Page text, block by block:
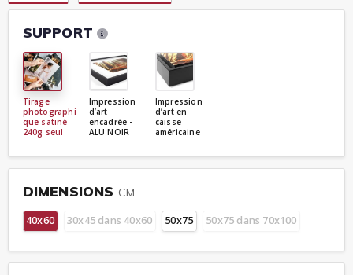
SUPPORT
Tirage
photographi
que satiné
240g seul
Impression
d’art
encadrée -
ALU NOIR
Impression
d’art en
caisse
américaine
DIMENSIONS CM
40x60 30x45 dans 40x60 50x75 50x75 dans 70x100